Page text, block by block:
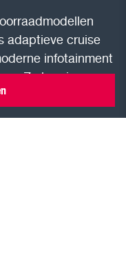
adaptieve cruise
infotainment
Zo ben je
elk seizoen.